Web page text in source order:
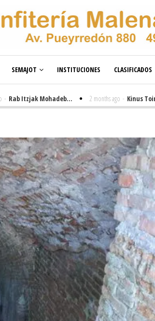
SEMAJOT INSTITUCIONES CLASIFICADOS
Mohadeb... 2 months ago - Kinus Toire en